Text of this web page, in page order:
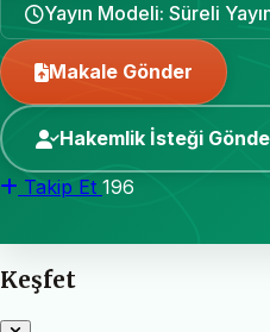
Yayın Modeli: Süreli
Makale Gönder
Hakemlik İsteği
Takip Et 196
Keşfet